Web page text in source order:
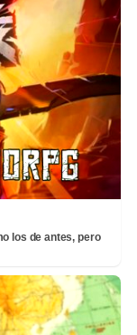
los de antes, pero